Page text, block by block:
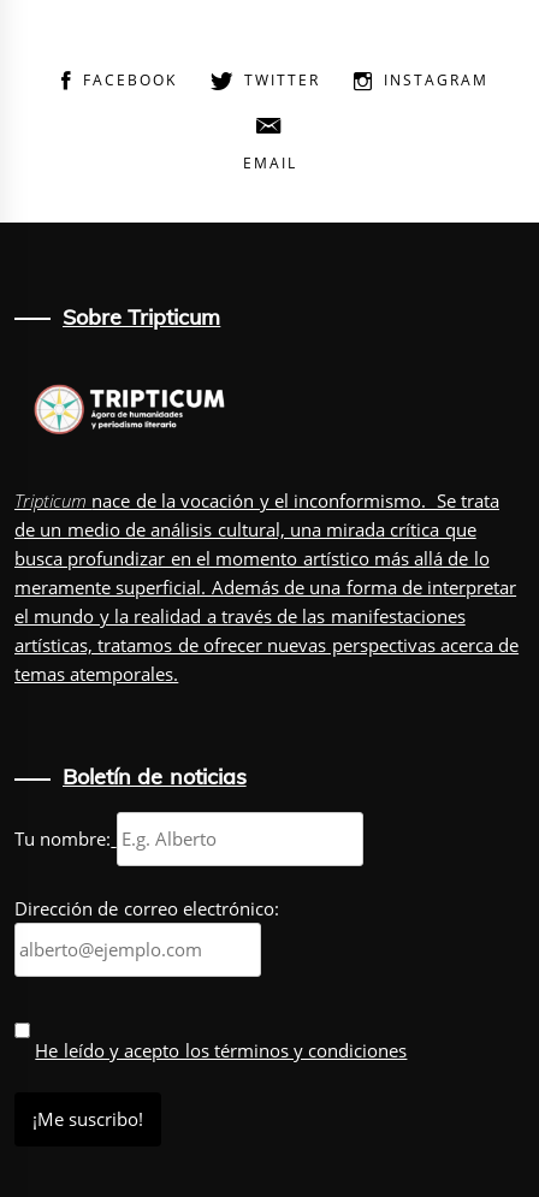
FACEBOOK TWITTER INSTAGRAM
EMAIL
Sobre Tripticum
Tripticum nace de la vocación y el inconformismo. Se trata
de un medio de análisis cultural, una mirada crítica que
busca profundizar en el momento artístico más allá de lo
meramente superficial. Además de una forma de interpretar
el mundo y la realidad a través de las manifestaciones
artísticas, tratamos de ofrecer nuevas perspectivas acerca de
temas atemporales.
Boletín de noticias
Tu nombre:
Dirección de correo electrónico:
He leído y acepto los términos y condiciones